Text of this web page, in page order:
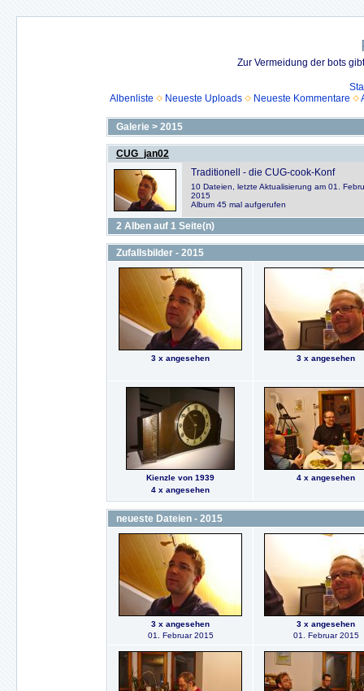
Zur Vermeidung der bots
Albenliste
Neueste Uploads Neueste Kommentare
Galerie > 2015
CUG_jan02
Traditionell - die CUG-cook-Konf
10 Dateien, letzte Aktualisierung am 01.
2015
Album 45 mal aufgerufen
2 Alben auf 1 Seite(n)
Zufallsbilder - 2015
3 x angesehen 3 x angesehen
Kienzle von 1939
4 x angesehen
4 x angesehen
neueste Dateien - 2015
3 x angesehen
01. Februar 2015
3 x angesehen
01. Februar 2015